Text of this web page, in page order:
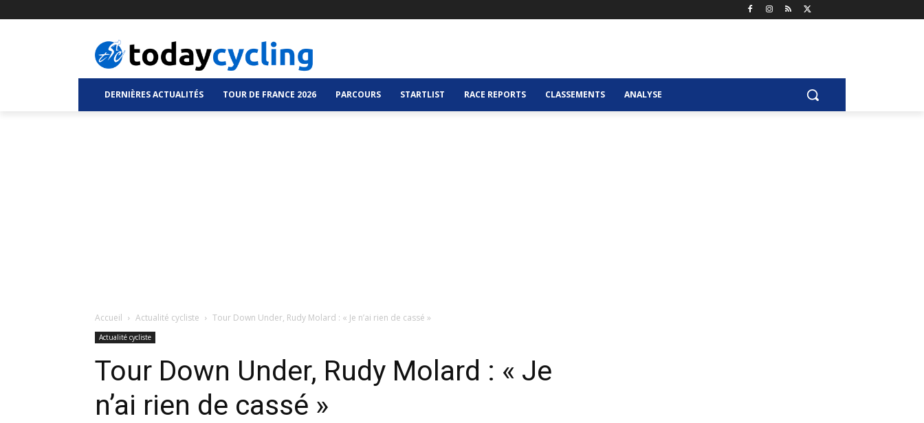
DERNIÈRES ACTUALITÉS TOUR DE FRANCE 2026 PARCOURS STARTLIST RACE REPORTS CLASSEMENTS ANALYSE
Accueil Actualité cycliste Tour Down Under, Rudy Molard : « Je n’ai rien de cassé »
Actualité cycliste
Tour Down Under, Rudy Molard : « Je
n’ai rien de cassé »